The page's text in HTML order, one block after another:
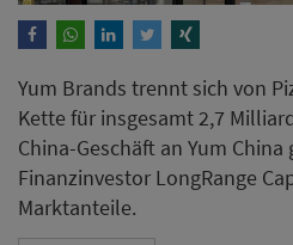
Yum Brands trennt sich von
Kette für insgesamt 2,7
China-Geschäft an Yum
Finanzinvestor LongRange
Marktanteile.